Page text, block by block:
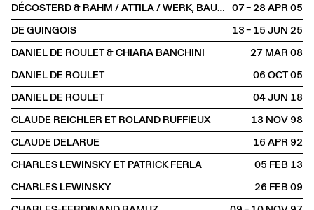
DÉCOSTERD & RAHM / ATTILA / WERK, BAUEN + WOHNEN 07 – 28 APR2005
DE GUINGOIS
13 – 15 JUN2025
DANIEL DE ROULET & CHIARA BANCHINI
27 MAR2008
DANIEL DE ROULET
06 OCT2005
DANIEL DE ROULET
04 JUN2018
CLAUDE REICHLER ET ROLAND RUFFIEUX
13 NOV1998
CLAUDE DELARUE
16 APR1992
CHARLES LEWINSKY ET PATRICK FERLA
05 FEB2013
CHARLES LEWINSKY
26 FEB2009